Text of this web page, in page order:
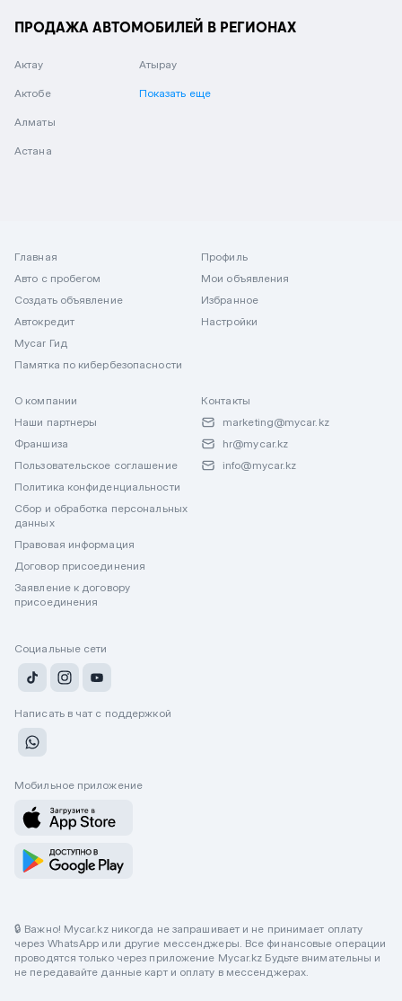
ПРОДАЖА АВТОМОБИЛЕЙ В РЕГИОНАХ
Актау
Актобе
Алматы
Астана
Атырау
Показать еще
Главная
Авто с пробегом
Создать объявление
Автокредит
Mycar Гид
Памятка по кибербезопасности
Профиль
Мои объявления
Избранное
Настройки
О компании
Наши партнеры
Франшиза
Пользовательское соглашение
Политика конфиденциальности
Сбор и обработка персональных
данных
Правовая информация
Договор присоединения
Заявление к договору
присоединения
Контакты
marketing@mycar.kz
hr@mycar.kz
info@mycar.kz
Социальные сети
Написать в чат с поддержкой
Мобильное приложение
🔒 Важно! Mycar.kz никогда не запрашивает и не принимает оплату
через WhatsApp или другие мессенджеры. Все финансовые операции
проводятся только через приложение Mycar.kz Будьте внимательны и
не передавайте данные карт и оплату в мессенджерах.